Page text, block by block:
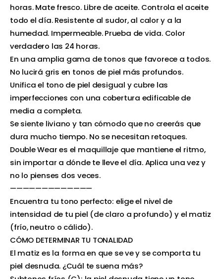
horas. Mate fresco. Libre de aceite. Controla el aceite
todo el día. Resistente al sudor, al calor y a la
humedad. Impermeable. Prueba de vida. Color
verdadero las 24 horas.
En una amplia gama de tonos que favorece a todos.
No lucirá gris en tonos de piel más profundos.
Unifica el tono de piel desigual y cubre las
imperfecciones con una cobertura edificable de
media a completa.
Se siente liviano y tan cómodo que no creerás que
dura mucho tiempo. No se necesitan retoques.
Double Wear es el maquillaje que mantiene el ritmo,
sin importar a dónde te lleve el día. Aplica una vez y
no lo pienses dos veces.
—————————————
Encuentra tu tono perfecto: elige el nivel de
intensidad de tu piel (de claro a profundo) y el matiz
(frío, neutro o cálido).
CÓMO DETERMINAR TU TONALIDAD
El matiz es la forma en que se ve y se comporta tu
piel desnuda. ¿Cuál te suena más?